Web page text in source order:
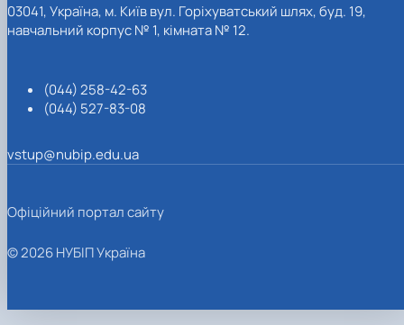
03041, Україна, м. Київ вул. Горіхуватський шлях, буд. 19,
навчальний корпус № 1, кімната № 12.
(044) 258-42-63
(044) 527-83-08
vstup@nubip.edu.ua
Офіційний портал сайту
© 2026 НУБІП Україна